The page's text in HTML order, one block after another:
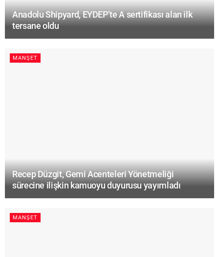
Anadolu Shipyard, EYDEP’te A sertifikası alan ilk
tersane oldu
MANŞET
Recep Düzgit, Gemi Acenteleri Yönetmeliği
sürecine ilişkin kamuoyu duyurusu yayımladı
MANŞET